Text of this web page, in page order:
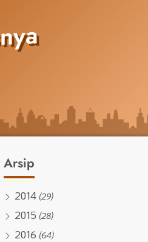
Arsip
2014 (29)
2015 (28)
2016 (64)